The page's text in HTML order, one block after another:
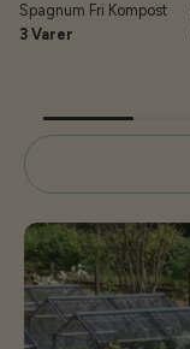
Spagnum Fri Kompost
3 Varer